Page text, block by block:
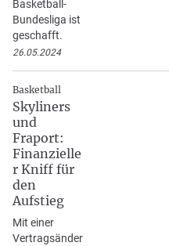
Basketball-
Bundesliga ist
geschafft.
26.05.2024
Basketball
Skyliners
und
Fraport:
Finanzielle
r Kniff für
den
Aufstieg
Mit einer
Vertragsänder